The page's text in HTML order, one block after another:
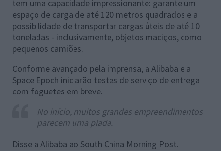
tem uma capacidade impressionante: garante um
espaço de carga de até 120 metros quadrados e a
possibilidade de transportar cargas úteis de até 10
toneladas - inclusivamente, objetos maciços, como
pequenos camiões.
Conforme avançado pela imprensa, a Alibaba e a
Space Epoch iniciarão testes de serviço de entrega
com foguetes em breve.
No início, muitos grandes empreendimentos
parecem uma piada.
Disse a Alibaba ao South China Morning Post.